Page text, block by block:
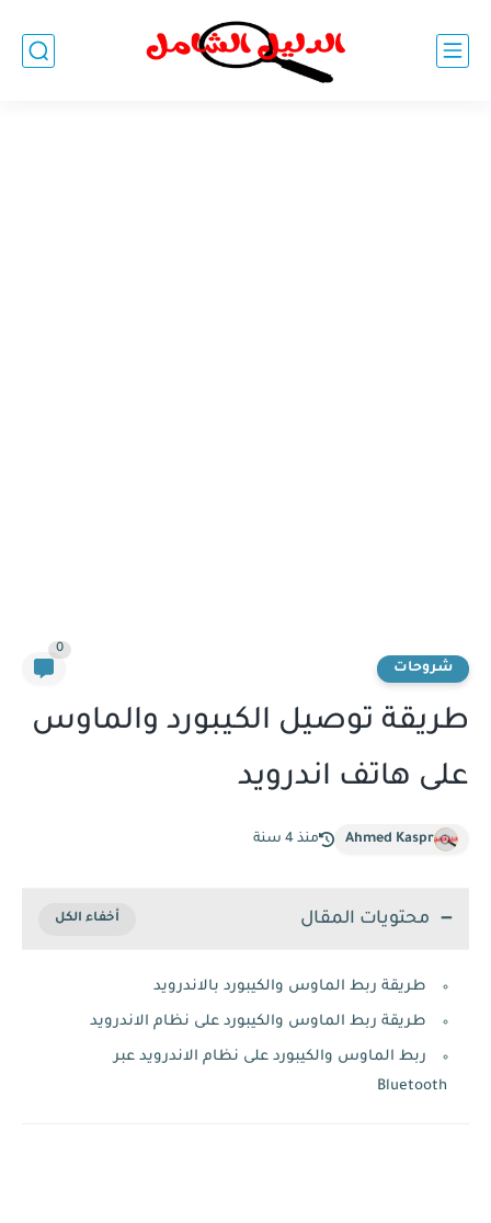
شروحات
0
طريقة توصيل الكيبورد والماوس
على هاتف اندرويد
Ahmed Kaspr منذ 4 سنة
محتويات المقال
طريقة ربط الماوس والكيبورد بالاندرويد
طريقة ربط الماوس والكيبورد على نظام الاندرويد
ربط الماوس والكيبورد على نظام الاندرويد عبر
Bluetooth